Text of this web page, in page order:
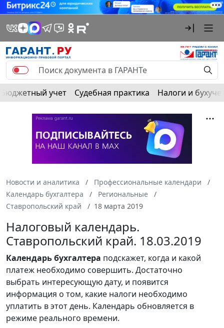
Бюджетный учет Судебная практика Налоги и
Новости и аналитика
Профессиональные календари
Календарь бухгалтера
Региональные
Ставропольский край
18 марта 2019
Налоговый календарь.
Ставропольский край. 18.03.2019
Календарьбухгалтера подскажет, когда и какой
платеж необходимо совершить. Достаточно
выбрать интересующую дату, и появится
информация о том, какие налоги необходимо
уплатить в этот день. Календарь обновляется в
режиме реального времени.